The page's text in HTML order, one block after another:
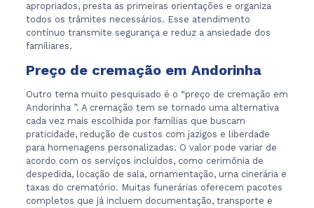
apropriados, presta as primeiras orientações e organiza
todos os trâmites necessários. Esse atendimento
contínuo transmite segurança e reduz a ansiedade dos
familiares.
Preço de cremação em Andorinha
Outro tema muito pesquisado é o “preço de cremação em
Andorinha ”. A cremação tem se tornado uma alternativa
cada vez mais escolhida por famílias que buscam
praticidade, redução de custos com jazigos e liberdade
para homenagens personalizadas. O valor pode variar de
acordo com os serviços incluídos, como cerimônia de
despedida, locação de sala, ornamentação, urna cinerária e
taxas do crematório. Muitas funerárias oferecem pacotes
completos que já incluem documentação, transporte e